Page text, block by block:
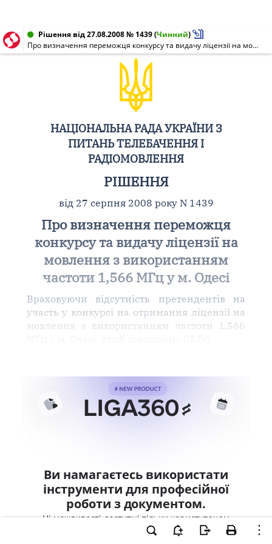
Рішення від 27.08.2008 № 1439(Чинний)
Про визначення переможця конкурсу та видачу ліцензії на мовлення з використанням частоти 1,566 МГц у м. Одесі
НАЦІОНАЛЬНА РАДА УКРАЇНИ З
ПИТАНЬ ТЕЛЕБАЧЕННЯ І
РАДІОМОВЛЕННЯ
РІШЕННЯ
від 27 серпня 2008 року N 1439
Про визначення переможця
конкурсу та видачу ліцензії на
мовлення з використанням
частоти 1,566 МГц у м. Одесі
Враховуючи відсутність претендентів на
участь у конкурсі на отримання ліцензії на
мовлення з використанням частоти 1,566
Ви намагаєтесь використати
інструменти для професійної
роботи з документом.
Ці можливості доступні тільки користувачам
LIGA360. Залишайте заявку та отримайте